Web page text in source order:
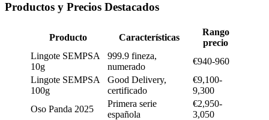
Productos y Precios Destacados
Producto Características
Rango
precio
Lingote SEMPSA
10g
999.9 fineza,
numerado
€940-960
Lingote SEMPSA
100g
Good Delivery,
certificado
€9,100-
9,300
Oso Panda 2025
Primera serie
española
€2,950-
3,050